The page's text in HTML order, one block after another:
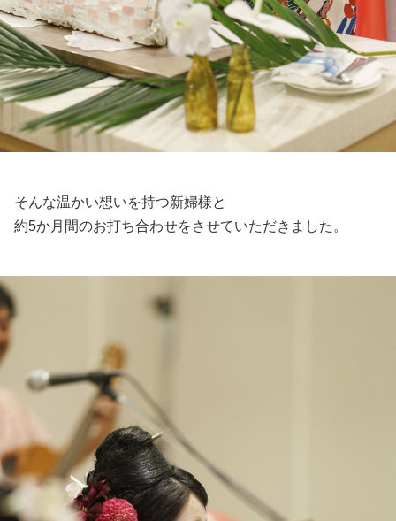
そんな温かい想いを持つ新婦様と
約5か月間のお打ち合わせをさせていただきました。